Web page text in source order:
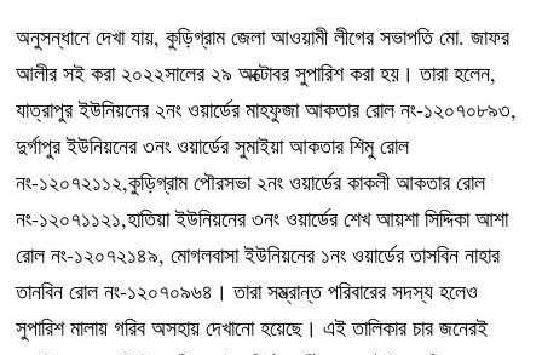
অনুসন্ধানে দেখা যায়, কুড়িগ্রাম জেলা আওয়ামী লীগের সভাপতি মো. জাফর
আলীর সই করা ২০২২সালের ২৯ অক্টোবর সুপারিশ করা হয়। তারা হলেন,
যাত্রাপুর ইউনিয়নের ২নং ওয়ার্ডের মাহফুজা আকতার রোল নং-১২০৭০৮৯৩,
দুর্গাপুর ইউনিয়নের ৩নং ওয়ার্ডের সুমাইয়া আকতার শিমু রোল
নং-১২০৭২১১২,কুড়িগ্রাম পৌরসভা ২নং ওয়ার্ডের কাকলী আকতার রোল
নং-১২০৭১১২১,হাতিয়া ইউনিয়নের ৩নং ওয়ার্ডের শেখ আয়শা সিদ্দিকা আশা
রোল নং-১২০৭২১৪৯, মোগলবাসা ইউনিয়নের ১নং ওয়ার্ডের তাসবিন নাহার
তানবিন রোল নং-১২০৭০৯৬৪। তারা সম্ভ্রান্ত পরিবারের সদস্য হলেও
সুপারিশ মালায় গরিব অসহায় দেখানো হয়েছে। এই তালিকার চার জনেরই